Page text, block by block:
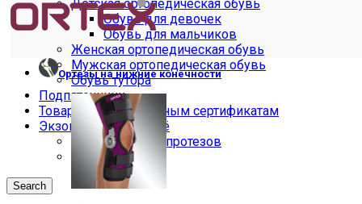
Детская ортопедическая обувь
Обувь для девочек
Обувь для мальчиков
Женская ортопедическая обувь
Мужская ортопедическая обувь
Обувь тутора
Подпяточники
Товары по электронным сертификатам
Экзопротезы и бельё
Бельё для экзопротезов
Экзопротезы
Search
Ортезы на нижние конечности